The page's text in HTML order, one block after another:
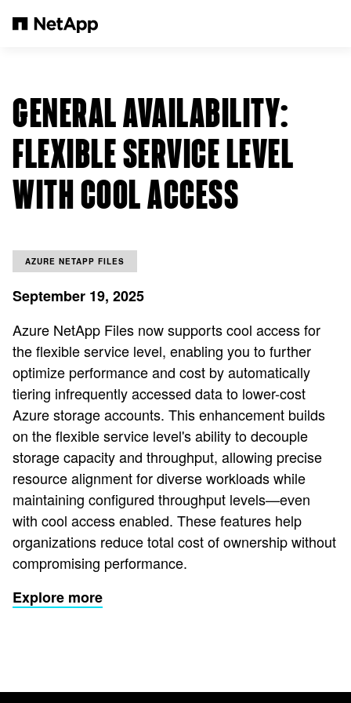
GENERAL AVAILABILITY:
FLEXIBLE SERVICE LEVEL
WITH COOL ACCESS
AZURE NETAPP FILES
September 19, 2025
Azure NetApp Files now supports cool access for
the flexible service level, enabling you to further
optimize performance and cost by automatically
tiering infrequently accessed data to lower-cost
Azure storage accounts. This enhancement builds
on the flexible service level's ability to decouple
storage capacity and throughput, allowing precise
resource alignment for diverse workloads while
maintaining configured throughput levels—even
with cool access enabled. These features help
organizations reduce total cost of ownership without
compromising performance.
Explore more